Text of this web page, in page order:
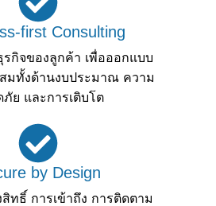
first Consulting
รกิจของลูกค้า เพื่อออกแบบ
มทั้งด้านงบประมาณ ความ
ย และการเติบโต
by Design
สิทธิ์ การเข้าถึง การติดตาม